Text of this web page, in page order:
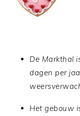
De Markthal
dagen per
Het gebouw